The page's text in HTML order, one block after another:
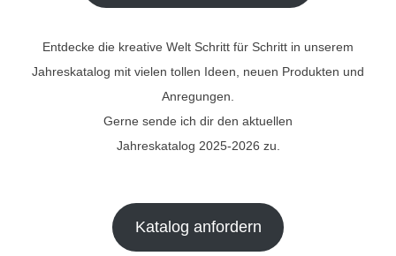
Entdecke die kreative Welt Schritt für Schritt in unserem
Jahreskatalog mit vielen tollen Ideen, neuen Produkten und
Anregungen.
Gerne sende ich dir den aktuellen
Jahreskatalog 2025-2026 zu.
Katalog anfordern